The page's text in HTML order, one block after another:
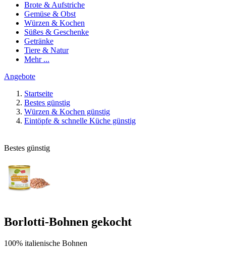
Brote & Aufstriche
Gemüse & Obst
Würzen & Kochen
Süßes & Geschenke
Getränke
Tiere & Natur
Mehr ...
Angebote
Startseite
Bestes günstig
Würzen & Kochen günstig
Eintöpfe & schnelle Küche günstig
Bestes günstig
Borlotti-Bohnen gekocht
100% italienische Bohnen